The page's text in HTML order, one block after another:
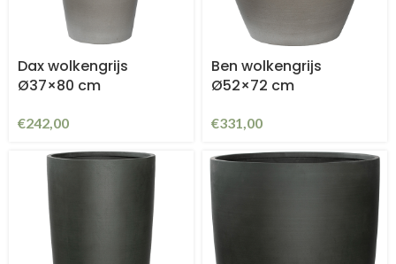
Dax wolkengrijs
Ø37×80 cm
€242,00
Ben wolkengrijs
Ø52×72 cm
€331,00